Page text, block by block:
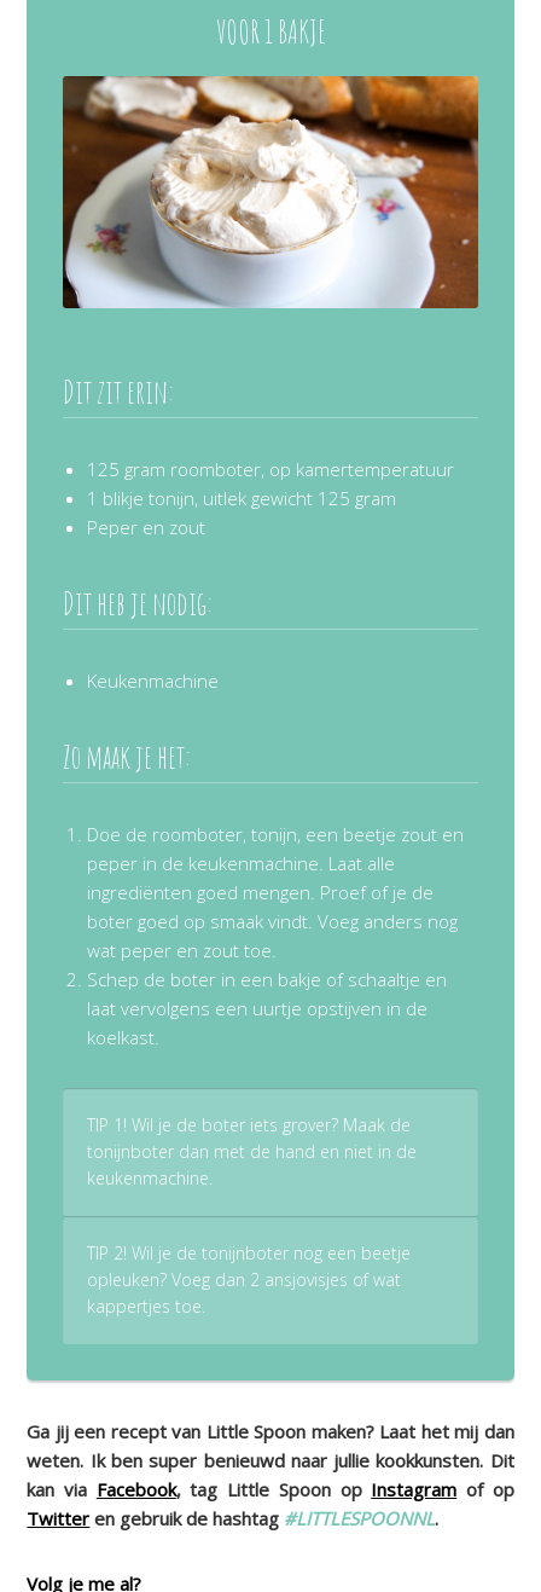
VOOR 1 BAKJE
Dit zit erin:
125 gram roomboter, op kamertemperatuur
1 blikje tonijn, uitlek gewicht 125 gram
Peper en zout
Dit heb je nodig:
Keukenmachine
Zo maak je het:
Doe de roomboter, tonijn, een beetje zout en
peper in de keukenmachine. Laat alle
ingrediënten goed mengen. Proef of je de
boter goed op smaak vindt. Voeg anders nog
wat peper en zout toe.
Schep de boter in een bakje of schaaltje en
laat vervolgens een uurtje opstijven in de
koelkast.
TIP 1! Wil je de boter iets grover? Maak de
tonijnboter dan met de hand en niet in de
keukenmachine.
TIP 2! Wil je de tonijnboter nog een beetje
opleuken? Voeg dan 2 ansjovisjes of wat
kappertjes toe.
Ga jij een recept van Little Spoon maken? Laat het mij dan
weten. Ik ben super benieuwd naar jullie kookkunsten. Dit
kan via Facebook, tag Little Spoon op Instagram of op
Twitter en gebruik de hashtag #LITTLESPOONNL.
Volg je me al?